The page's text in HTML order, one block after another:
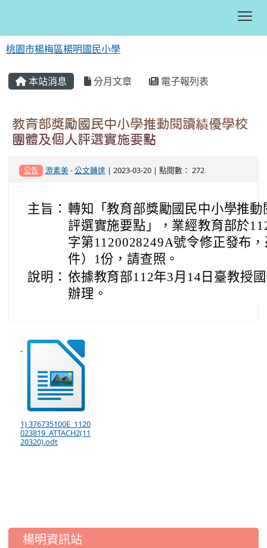
桃園市楊梅區楊明國民小學
本站消息 分月文章 電子報列表
教育部獎勵國民中小學推動閱讀績優學校
團體及個人評選實施要點
公告 游素美-公文轉達 | 2023-03-20 | 點閱數： 272
主旨： 轉知「教育部獎勵國民中小學推
評選實施要點」，業經教育部於
字第1120028249A號令修正發布
件）1份，請查照。
說明： 依據教育部112年3月14日臺教授
辦理。
1) 376735100E_1120
023819_ATTACH2(11
20320).odt
::: 楊明資訊站